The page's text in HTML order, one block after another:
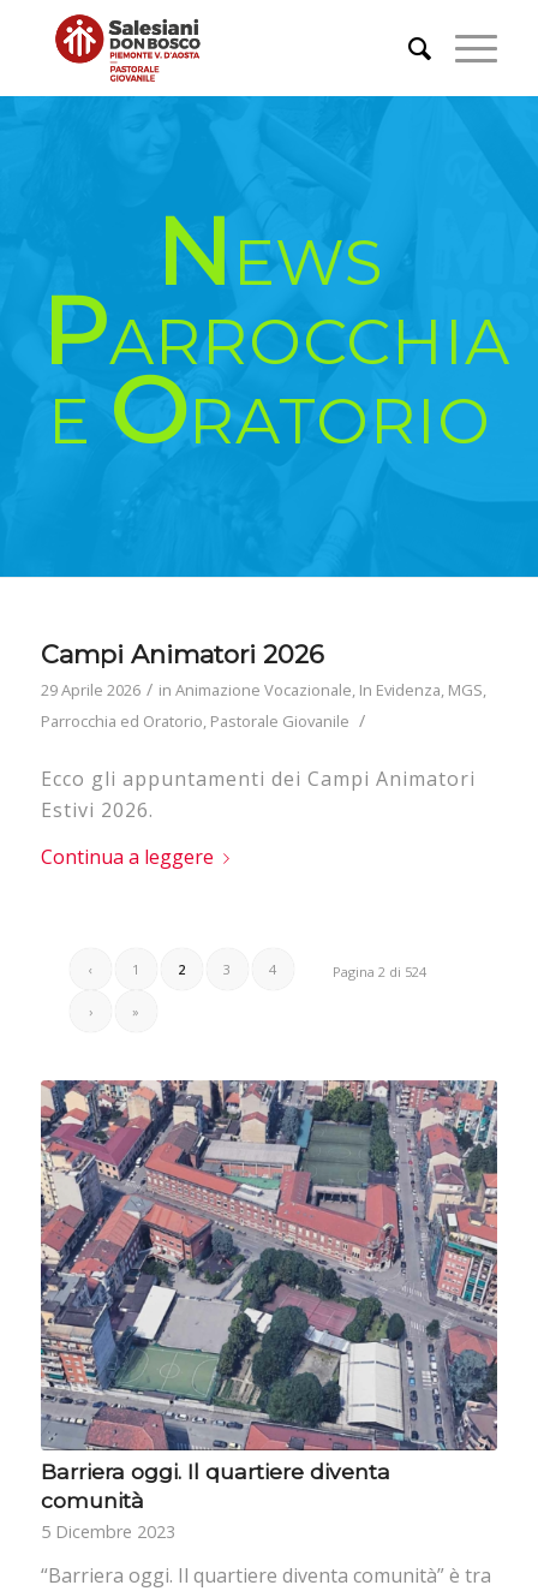
N EWS
PARROCCHIA
E ORATORIO
Campi Animatori 2026
29 Aprile 2026 / in Animazione Vocazionale, In Evidenza, MGS,
Parrocchia ed Oratorio, Pastorale Giovanile /
Ecco gli appuntamenti dei Campi Animatori
Estivi 2026.
Continua a leggere
Pagina 2 di 524
‹ 1 2 3 4
› »
Barriera oggi. Il quartiere diventa
comunità
5 Dicembre 2023
“Barriera oggi. Il quartiere diventa comunità” è tra